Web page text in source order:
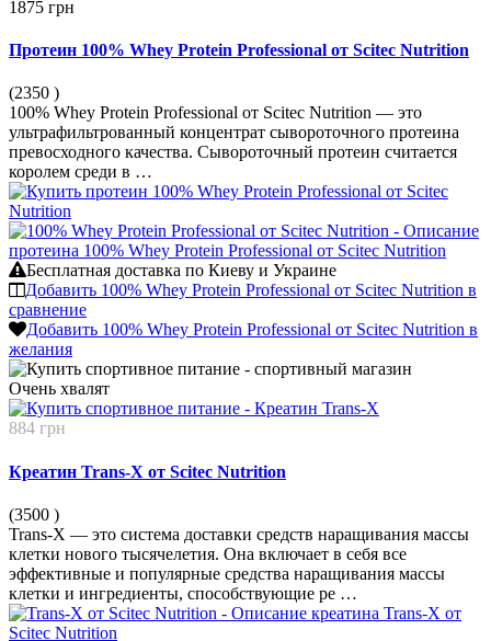
1875 грн
Протеин 100% Whey Protein Professional от Scitec Nutrition
(2350 )
100% Whey Protein Professional от Scitec Nutrition — это
ультрафильтрованный концентрат сывороточного протеина
превосходного качества. Сывороточный протеин считается
королем среди в …
Бесплатная доставка по Киеву и Украине
Добавить 100% Whey Protein Professional от Scitec Nutrition в
сравнение
Добавить 100% Whey Protein Professional от Scitec Nutrition в
желания
Очень хвалят
884 грн
Креатин Trans-X от Scitec Nutrition
(3500 )
Trans-X — это система доставки средств наращивания массы
клетки нового тысячелетия. Она включает в себя все
эффективные и популярные средства наращивания массы
клетки и ингредиенты, способствующие ре …